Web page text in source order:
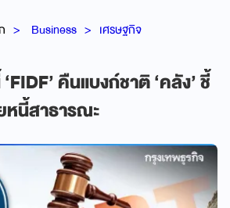
Business เศรษฐกิจ
คืนแบงก์ชาติ ‘คลัง’ ชี้
นี้สาธารณะ